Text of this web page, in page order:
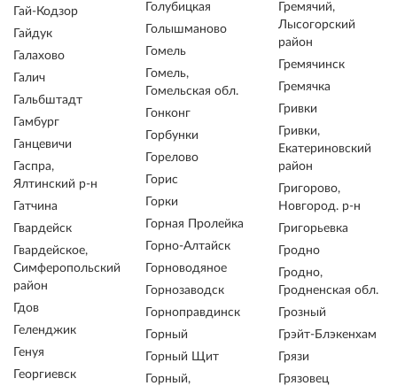
Гай-Кодзор
Гайдук
Галахово
Галич
Гальбштадт
Гамбург
Ганцевичи
Гаспра,
Ялтинский р-н
Гатчина
Гвардейск
Гвардейское,
Симферопольский
район
Гдов
Геленджик
Генуя
Георгиевск
Голубицкая
Голышманово
Гомель
Гомель,
Гомельская обл.
Гонконг
Горбунки
Горелово
Горис
Горки
Горная Пролейка
Горно-Алтайск
Горноводяное
Горнозаводск
Горноправдинск
Горный
Горный Щит
Горный,
Гремячий,
Лысогорский
район
Гремячинск
Гремячка
Гривки
Гривки,
Екатериновский
район
Григорово,
Новгород. р-н
Григорьевка
Гродно
Гродно,
Гродненская обл.
Грозный
Грэйт-Блэкенхам
Грязи
Грязовец